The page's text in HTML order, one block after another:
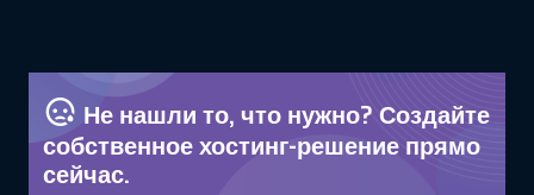
Не нашли то, что нужно? Создайте
собственное хостинг-решение прямо
сейчас.